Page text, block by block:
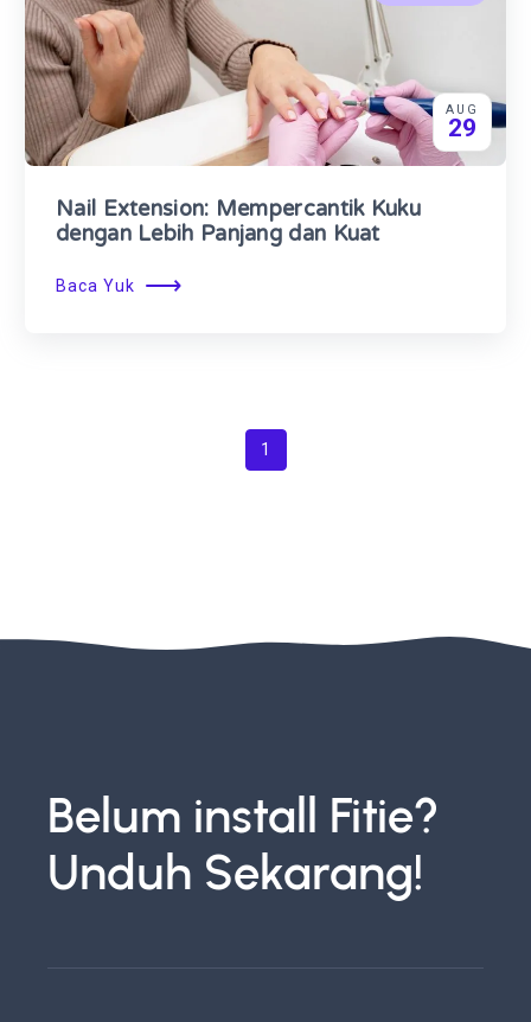
AUG
29
Nail Extension: Mempercantik Kuku
dengan Lebih Panjang dan Kuat
Baca Yuk ⟶
1
Belum install Fitie?
Unduh Sekarang!